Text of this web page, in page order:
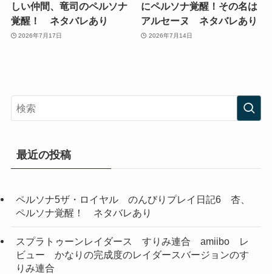
しい仲間、竜司のペルソナ
覚醒！ ネタバレあり
2026年7月17日
にペルソナ覚醒！その名は
アルセーヌ ネタバレあり
2026年7月14日
最近の投稿
ペルソナ5ザ・ロイヤル のんびりプレイ日記6 杏、
ペルソナ覚醒！ ネタバレあり
スプラトゥーンレイダース すりみ連合 amiibo レ
ビュー かなりの完成度のレイダースバージョンのす
りみ連合